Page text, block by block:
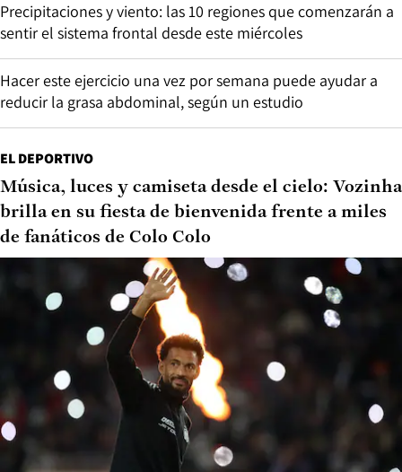
Precipitaciones y viento: las 10 regiones que comenzarán a
sentir el sistema frontal desde este miércoles
Hacer este ejercicio una vez por semana puede ayudar a
reducir la grasa abdominal, según un estudio
EL DEPORTIVO
Música, luces y camiseta desde el cielo: Vozinha
brilla en su fiesta de bienvenida frente a miles
de fanáticos de Colo Colo